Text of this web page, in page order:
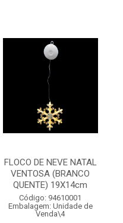
FLOCO DE NEVE NATAL
VENTOSA (BRANCO
QUENTE) 19X14cm
Código: 94610001
Embalagem: Unidade de
Venda\4